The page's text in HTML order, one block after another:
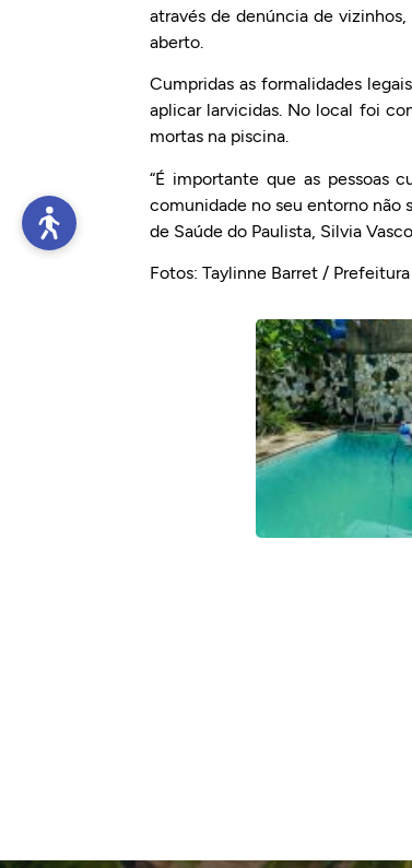
através de denúncia de
aberto.
Cumpridas as formalidades
aplicar larvicidas. No local foi
mortas na piscina.
“É importante que as pessoas
comunidade no seu entorno não
de Saúde do Paulista, Silvia Vasco.
Fotos: Taylinne Barret /